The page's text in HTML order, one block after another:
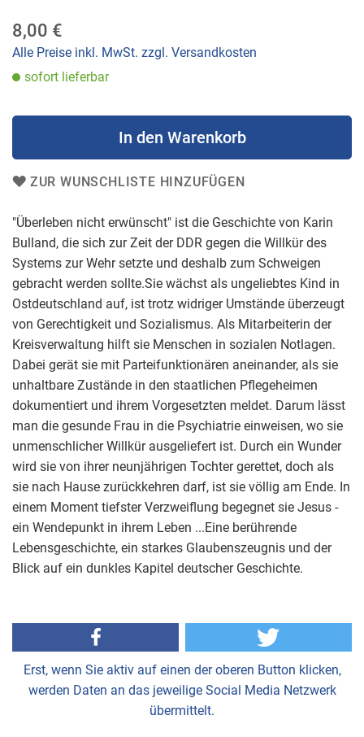
8,00 €
Alle Preise inkl. MwSt. zzgl. Versandkosten
sofort lieferbar
In den Warenkorb
ZUR WUNSCHLISTE HINZUFÜGEN
"Überleben nicht erwünscht" ist die Geschichte von Karin
Bulland, die sich zur Zeit der DDR gegen die Willkür des
Systems zur Wehr setzte und deshalb zum Schweigen
gebracht werden sollte.Sie wächst als ungeliebtes Kind in
Ostdeutschland auf, ist trotz widriger Umstände überzeugt
von Gerechtigkeit und Sozialismus. Als Mitarbeiterin der
Kreisverwaltung hilft sie Menschen in sozialen Notlagen.
Dabei gerät sie mit Parteifunktionären aneinander, als sie
unhaltbare Zustände in den staatlichen Pflegeheimen
dokumentiert und ihrem Vorgesetzten meldet. Darum lässt
man die gesunde Frau in die Psychiatrie einweisen, wo sie
unmenschlicher Willkür ausgeliefert ist. Durch ein Wunder
wird sie von ihrer neunjährigen Tochter gerettet, doch als
sie nach Hause zurückkehren darf, ist sie völlig am Ende. In
einem Moment tiefster Verzweiflung begegnet sie Jesus -
ein Wendepunkt in ihrem Leben ...Eine berührende
Lebensgeschichte, ein starkes Glaubenszeugnis und der
Blick auf ein dunkles Kapitel deutscher Geschichte.
Erst, wenn Sie aktiv auf einen der oberen Button klicken,
werden Daten an das jeweilige Social Media Netzwerk
übermittelt.